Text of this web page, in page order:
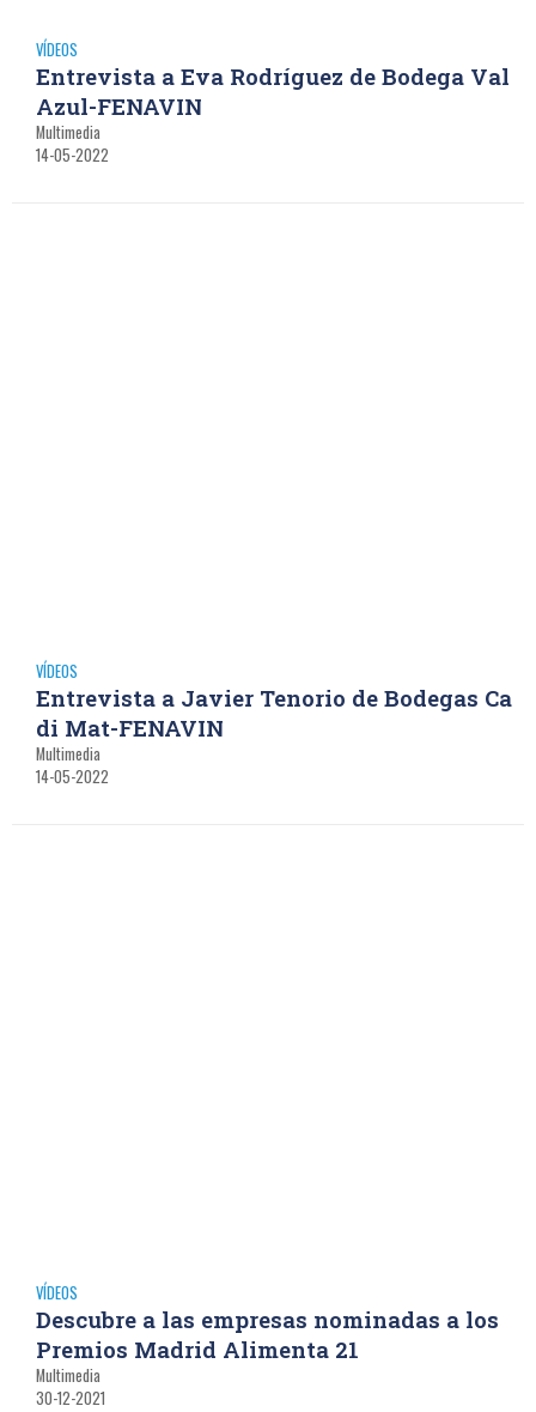
VÍDEOS
Entrevista a Eva Rodríguez de Bodega Val
Azul-FENAVIN
Multimedia
14-05-2022
VÍDEOS
Entrevista a Javier Tenorio de Bodegas Ca
di Mat-FENAVIN
Multimedia
14-05-2022
VÍDEOS
Descubre a las empresas nominadas a los
Premios Madrid Alimenta 21
Multimedia
30-12-2021